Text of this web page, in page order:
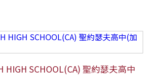
HIGH SCHOOL(CA) 聖約瑟夫高中